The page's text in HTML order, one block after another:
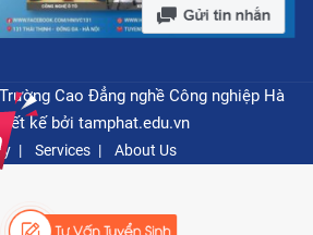
Cao Đẳng nghề Công nghiệp Hà
kế bởi tamphat.edu.vn
Services About Us